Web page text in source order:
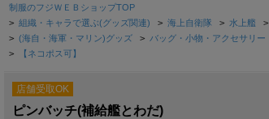
制服のフジＷＥＢショップTOP
> 組織・キャラで選ぶ(グッズ関連) > 海上自衛隊 > 水上艦 >
> (海自・海軍・マリン)グッズ > バッグ・小物・アクセサリー
> 【ネコポス可】
店舗受取OK
ピンバッチ(補給艦とわだ)